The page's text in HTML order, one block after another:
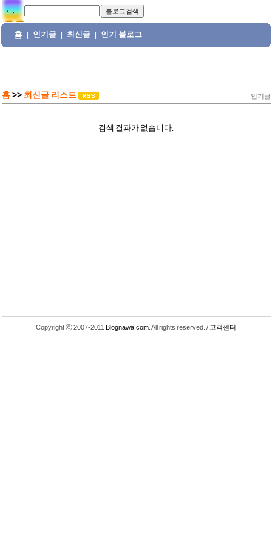
홈 인기글 최신글 인기 블로그
홈 >> 최신글 리스트 인기글
검색 결과가 없습니다.
Copyright ⓒ 2007-2011 Blognawa.com . All rights reserved. / 고객센터